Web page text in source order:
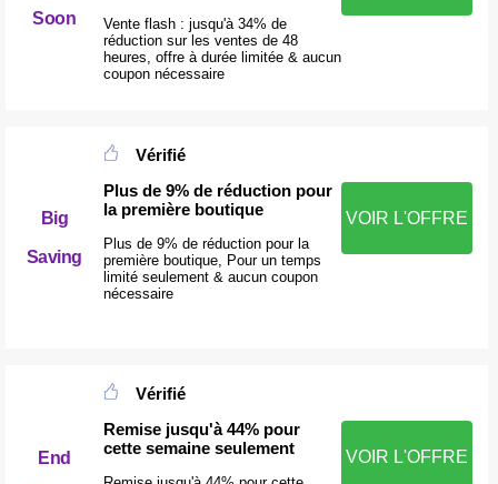
Soon
Vente flash : jusqu'à 34% de
réduction sur les ventes de 48
heures, offre à durée limitée & aucun
coupon nécessaire
Big
Saving
Vérifié
Plus de 9% de réduction pour
la première boutique
Plus de 9% de réduction pour la
première boutique, Pour un temps
limité seulement & aucun coupon
nécessaire
VOIR L'OFFRE
End
Vérifié
Remise jusqu'à 44% pour
cette semaine seulement
VOIR L'OFFRE